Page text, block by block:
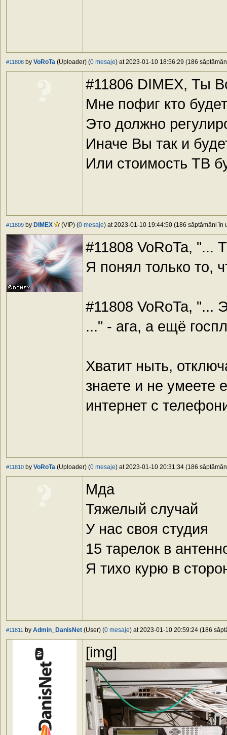
#11808 by VoRoTa (Uploader) (0 mesaje) at 2023-01-10 18:56:29 (186
#11806 DIMEX, Ты
Мне пофиг кто
Это должно
Иначе Вы так и
Или стоимость ТВ
#11809 by DIMEX (VIP) (0 mesaje) at 2023-01-10 19:44:50 (186 săptămâni în
#11808 VoRoTa, "...
Я понял только то,
#11808 VoRoTa, "...
..." - ага, а ещё
Хватит ныть,
знаете и не умеете
интернет с
#11810 by VoRoTa (Uploader) (0 mesaje) at 2023-01-10 20:31:34 (186
Мда
Тяжелый случай
У нас своя студия
15 тарелок в
Я тихо курю в
#11811 by Admin_DanisNet (User) (0 mesaje) at 2023-01-10 20:59:24 (186
[img]